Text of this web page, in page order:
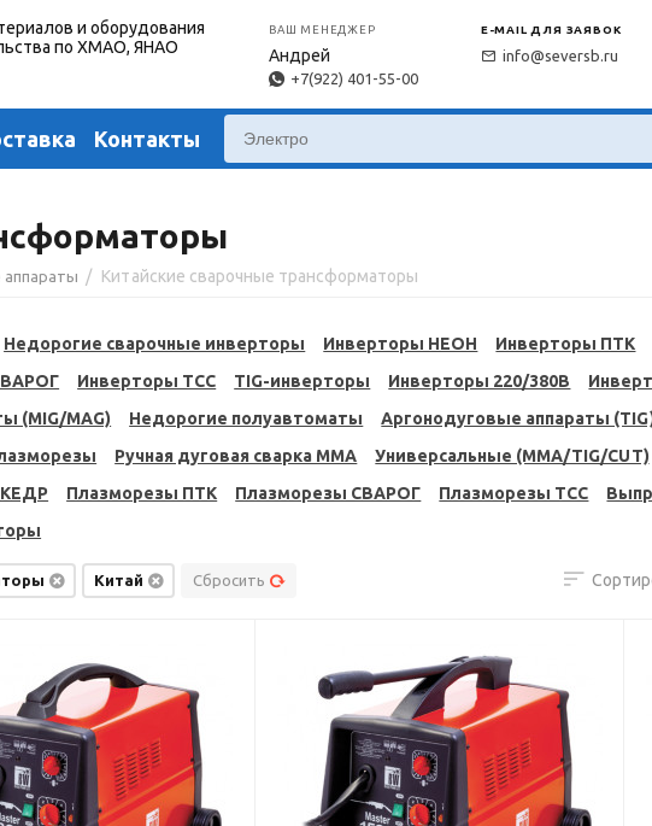
и оборудования
по ХМАО, ЯНАО
ВАШ МЕНЕДЖЕР
Андрей
+7(922) 401-55-00
E-MAIL ДЛЯ ЗАЯВОК
info@seversb.ru
Контакты
аппараты / Китайские сварочные трансформаторы
Недорогие сварочные инверторы Инверторы НЕОН Инверторы ПТК
Инверторы ТСС TIG-инверторы Инверторы 220/380В
(MIG/MAG)
Недорогие полуавтоматы Аргонодуговые аппараты
Ручная дуговая сварка MMA Универсальные (MMA/TIG/CUT)
Плазморезы ПТК Плазморезы СВАРОГ Плазморезы ТСС
Китай Сбросить